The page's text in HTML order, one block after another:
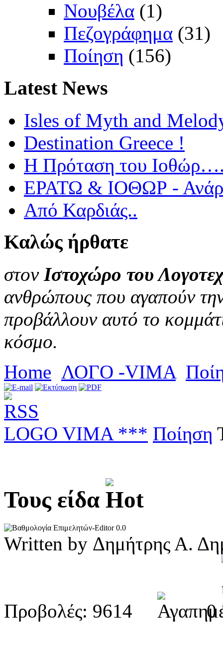
Νουβέλα (1)
Πεζογράφημα (31)
Ποίηση (156)
LatestNews
Isles of Myth and
Destination Greece !
Η Πρόταση του
ΕΡΑΤΩ & ΙΟΘΩΡ -
Από Καρδιάς..
Καλώς ήρθατε
στον Ιστοχώρο του
ανθρώπους που αγαπούν
προβάλλουν αυτό το
κόσμο.
Home ΛΟΓΟ -VIMA
LOGO VIMA *** Ποίηση
Τους είδα
0.0
Written by Δημήτρης Α.
Προβολές: 9614 0